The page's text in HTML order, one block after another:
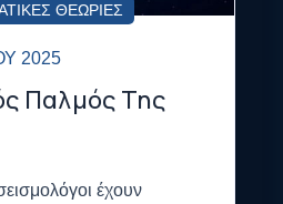
ΘΕΩΡΊΕΣ
2025
Παλμός Της
έχουν